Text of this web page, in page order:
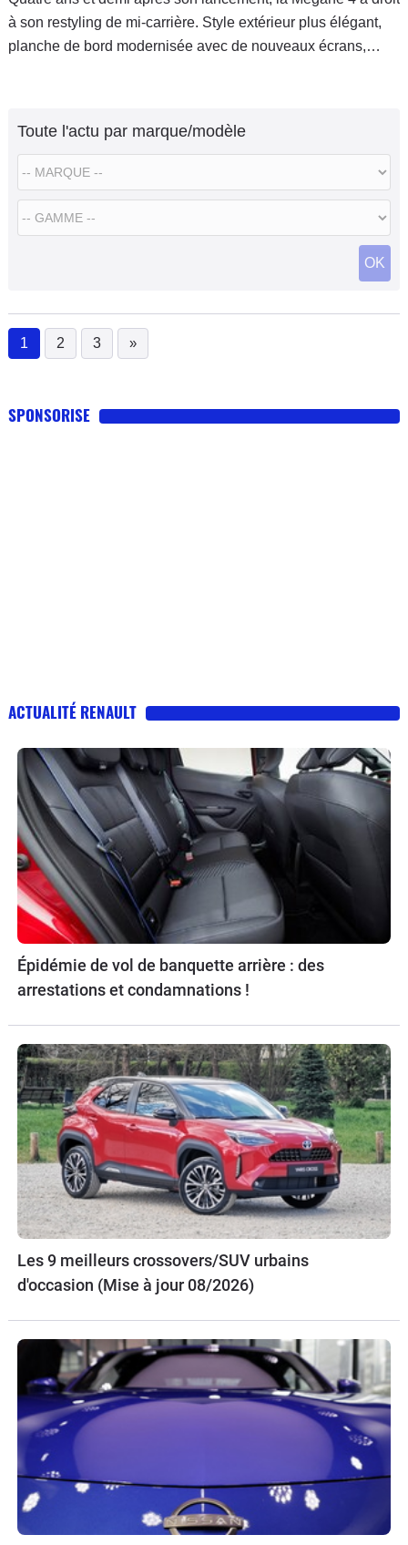
à son restyling de mi-carrière. Style extérieur plus élégant,
planche de bord modernisée avec de nouveaux écrans,
Toute l'actu par marque/modèle
OK
1
(current)
2 3 »
SPONSORISE
ACTUALITÉ RENAULT
Épidémie de vol de banquette arrière : des
arrestations et condamnations !
Les 9 meilleurs crossovers/SUV urbains
d'occasion (Mise à jour 08/2026)